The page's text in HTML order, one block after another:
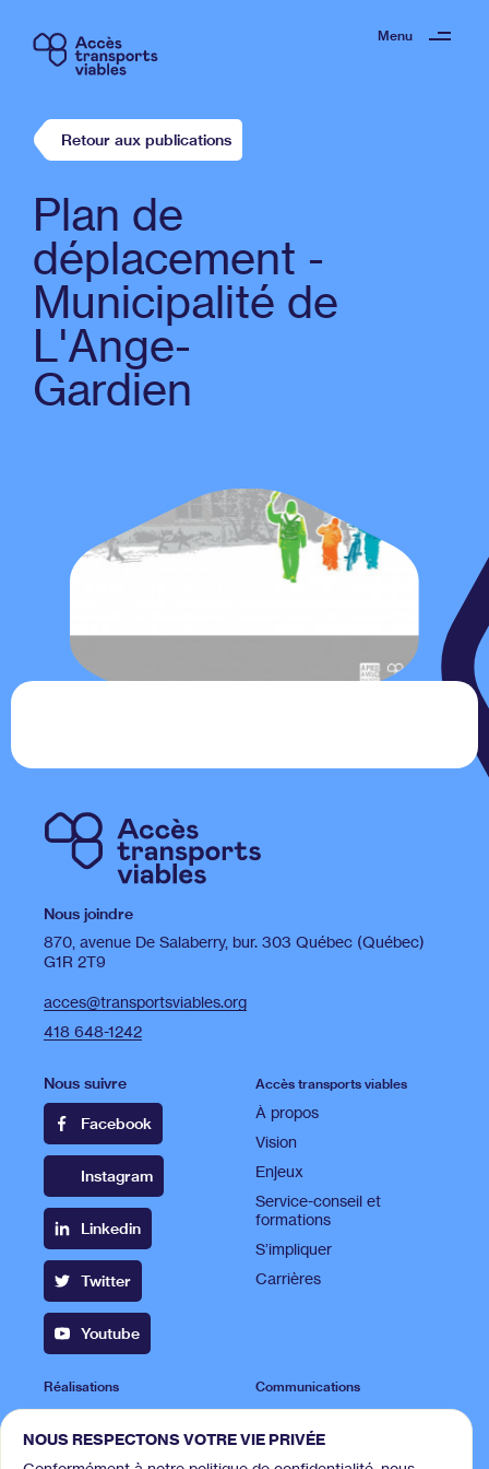
Retour aux publications
Plan de
déplacement -
Municipalité de
L'Ange-
Gardien
Menu
Nous joindre
870, avenue De Salaberry, bur. 303 Québec (Québec)
G1R 2T9
acces@transportsviables.org
418 648-1242
Nous suivre
Facebook
Instagram
Linkedin
Twitter
Youtube
Accès transports viables
À propos
Vision
Enjeux
Service-conseil et
formations
S’impliquer
Carrières
Réalisations
Projets
Campagnes
Communications
Publications
Espace presse
NOUS RESPECTONS VOTRE VIE PRIVÉE